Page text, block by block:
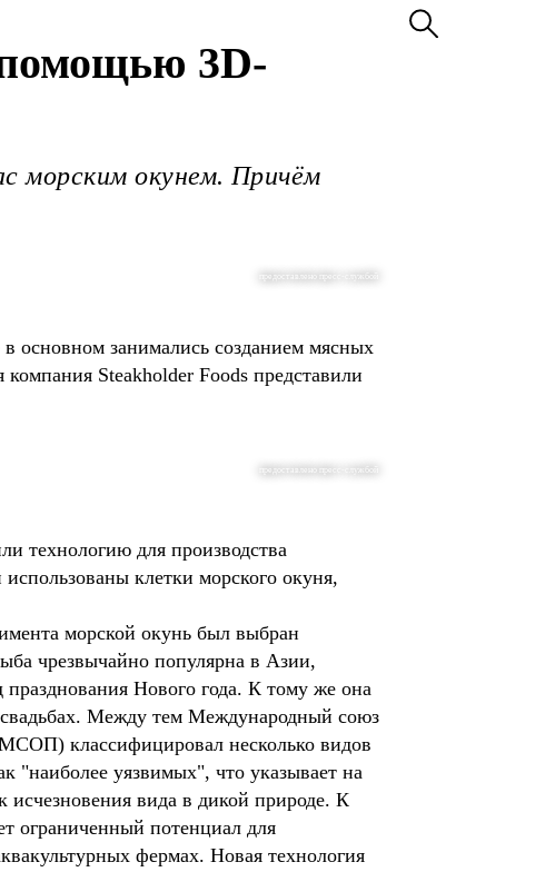
3D-
морским окунем. Причём
предоставлено пресс-службой
основном занимались созданием мясных
Steakholder Foods представили
предоставлено пресс-службой
технологию для производства
клетки морского окуня,
морской окунь был выбран
чрезвычайно популярна в Азии,
празднования Нового года. К тому же она
свадьбах. Между тем Международный союз
классифицировал несколько видов
"наиболее уязвимых", что указывает на
исчезновения вида в дикой природе. К
ограниченный потенциал для
фермах. Новая технология